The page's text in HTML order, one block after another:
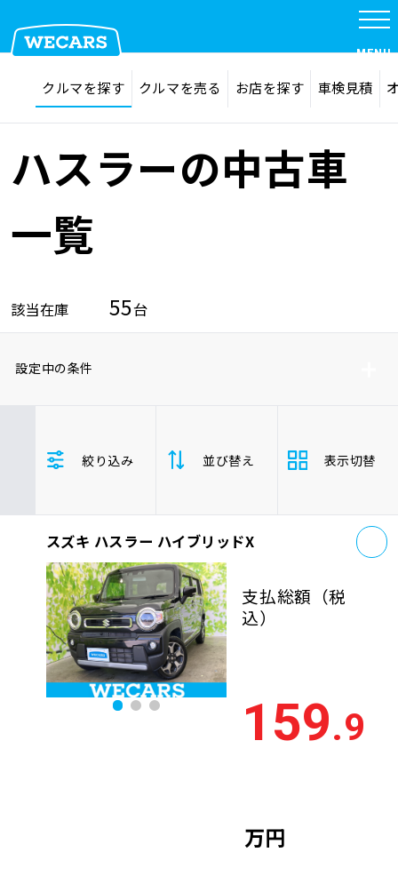
在庫検索 サイト内検索
MENU
クルマを探す
品質管理とサポート体制
お問い合わせ
企業情報
0120-733-500
クルマを探す クルマを売る お店を探す 車検見積
ハスラーの中古車
一覧
該当在庫 55台
設定中の条件
年式(上限)
絞り込み 並び替え
支払総
額
安い順 高
年式 新しい順
走行距
離
少ない順
排気量 大きい順 小さ
表示切替
スズキ ハスラー ハイブリッドX
支払総額 （税
込）
159.9
万円